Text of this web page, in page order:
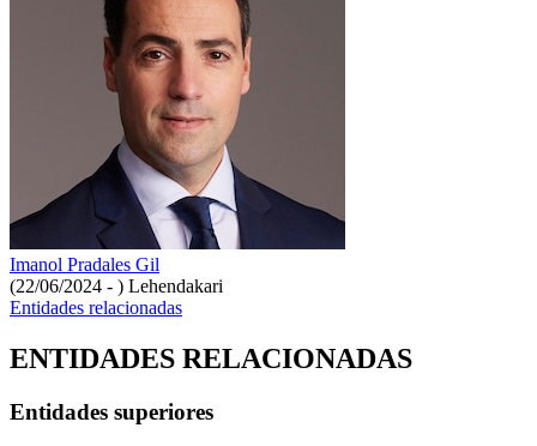
Imanol Pradales Gil
(22/06/2024 - ) Lehendakari
Entidades relacionadas
ENTIDADES RELACIONADAS
Entidades superiores